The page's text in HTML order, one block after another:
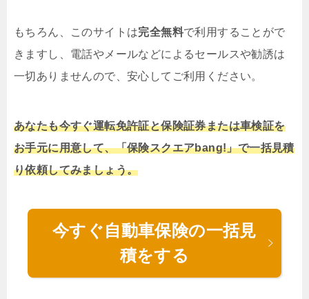
もちろん、このサイトは完全無料で利用することがで
きますし、電話やメールなどによるセールスや勧誘は
一切ありませんので、安心してご利用ください。
あなたも今すぐ運転免許証と保険証券または車検証を
お手元に用意して、「保険スクエアbang!」で一括見積
り依頼してみましょう。
今すぐ自動車保険の一括見
積をする